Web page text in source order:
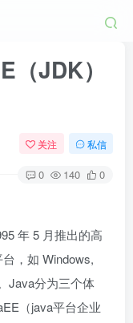
（JDK）
关注 私信
0 140 0
年 5 月推出的高
，如 Windows,
Java分为三个体
（java平台企业